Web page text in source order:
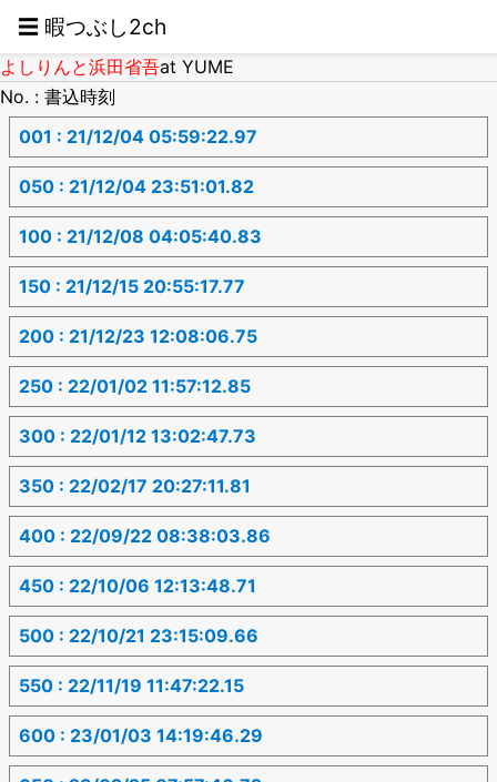
☰ 暇つぶし2ch
よしりんと浜田省吾at YUME
No. : 書込時刻
001 : 21/12/04 05:59:22.97
050 : 21/12/04 23:51:01.82
100 : 21/12/08 04:05:40.83
150 : 21/12/15 20:55:17.77
200 : 21/12/23 12:08:06.75
250 : 22/01/02 11:57:12.85
300 : 22/01/12 13:02:47.73
350 : 22/02/17 20:27:11.81
400 : 22/09/22 08:38:03.86
450 : 22/10/06 12:13:48.71
500 : 22/10/21 23:15:09.66
550 : 22/11/19 11:47:22.15
600 : 23/01/03 14:19:46.29